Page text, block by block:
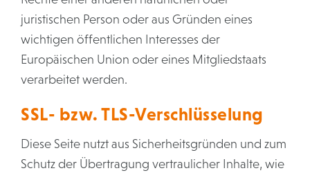
juristischen Person oder aus Gründen eines
wichtigen öffentlichen Interesses der
Europäischen Union oder eines Mitgliedstaats
verarbeitet werden.
SSL- bzw. TLS-Verschlüsselung
Diese Seite nutzt aus Sicherheitsgründen und zum
Schutz der Übertragung vertraulicher Inhalte, wie